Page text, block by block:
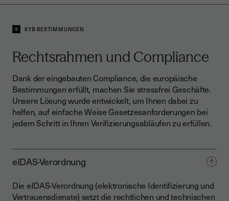
KYB-BESTIMMUNGEN
Rechtsrahmen und Compliance
Dank der eingebauten Compliance, die europäische
Bestimmungen erfüllt, machen Sie stressfrei Geschäfte.
Unsere Lösung wurde entwickelt, um Ihnen dabei zu
helfen, auf einfache Weise Gesetzesanforderungen bei
jedem Schritt in Ihren Verifizierungsabläufen zu erfüllen.
eIDAS-Verordnung
Die eIDAS-Verordnung (elektronische Identifizierung und
Vertrauensdienste) setzt die rechtlichen und technischen